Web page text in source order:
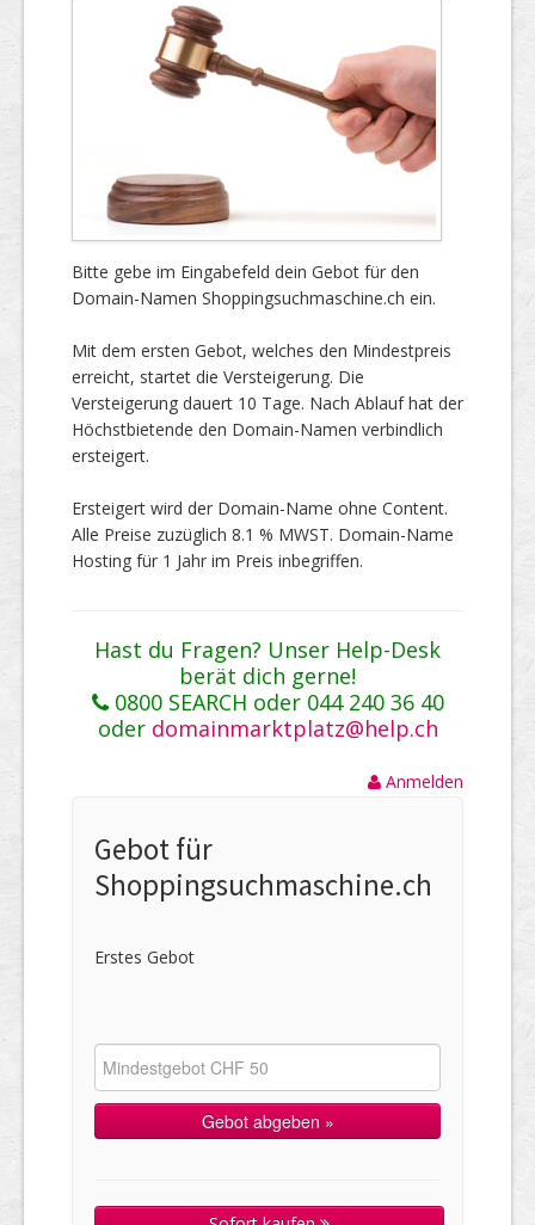
Bitte gebe im Eingabefeld dein Gebot für den
Domain-Namen Shoppingsuchmaschine.ch ein.
Mit dem ersten Gebot, welches den Mindestpreis
erreicht, startet die Versteigerung. Die
Versteigerung dauert 10 Tage. Nach Ablauf hat der
Höchstbietende den Domain-Namen verbindlich
ersteigert.
Ersteigert wird der Domain-Name ohne Content.
Alle Preise zuzüglich 8.1 % MWST. Domain-Name
Hosting für 1 Jahr im Preis inbegriffen.
Hast du Fragen? Unser Help-Desk
berät dich gerne!
0800 SEARCH oder 044 240 36 40
oder domainmarktplatz@help.ch
Anmelden
Gebot für
Shoppingsuchmaschine.ch
Erstes Gebot